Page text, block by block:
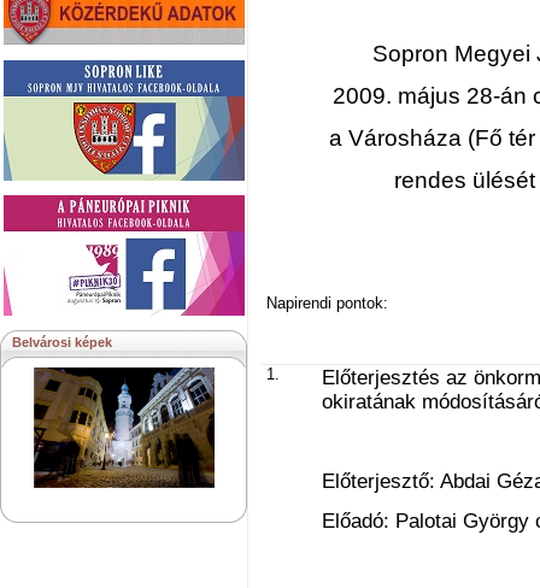
Településképi követelmények
Közérdekű információk
Testvérvárosok
Belvárosi képek
Sopron Megyei
2009. május 28-án
a Városháza (Fő
rendes
Napirendi pontok:
1.
Előterjesztés az
okiratának
Előterjesztő: Abdai
Előadó: Palotai György